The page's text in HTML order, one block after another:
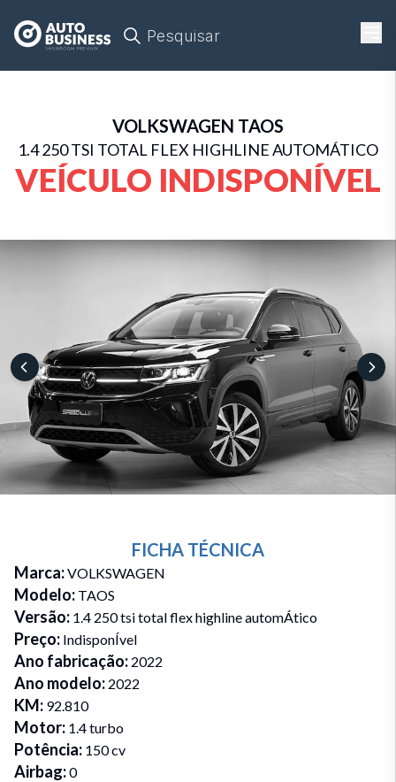
Pesquisar
VOLKSWAGEN TAOS
1.4 250 TSI TOTAL FLEX HIGHLINE AUTOMÁTICO
VEÍCULO INDISPONÍVEL
FICHA TÉCNICA
Marca:VOLKSWAGEN
Modelo: TAOS
Versão: 1.4 250 tsi total flex highline automÁtico
Preço: IndisponÍvel
Ano fabricação: 2022
Ano modelo: 2022
KM: 92.810
Motor: 1.4 turbo
Potência: 150 cv
Airbag:0